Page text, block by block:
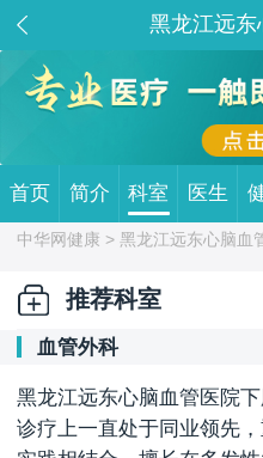
黑龙江远
首页 简介 科室 医生
中华网健康 >黑龙江远东心脑血
推荐科室
血管外科
黑龙江远东心脑血管医院
诊疗上一直处于同业领先